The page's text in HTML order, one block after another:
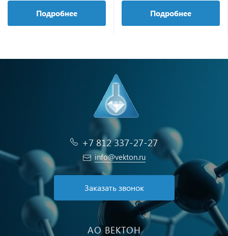
Подробнее Подробнее
+7 812 337-27-27
info@vekton.ru
Заказать звонок
АО ВЕКТОН